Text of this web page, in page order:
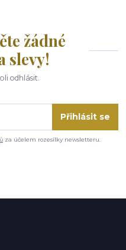
žádné
slevy!
odhlásit.
Přihlásit se
za účelem rozesílky newsletteru.